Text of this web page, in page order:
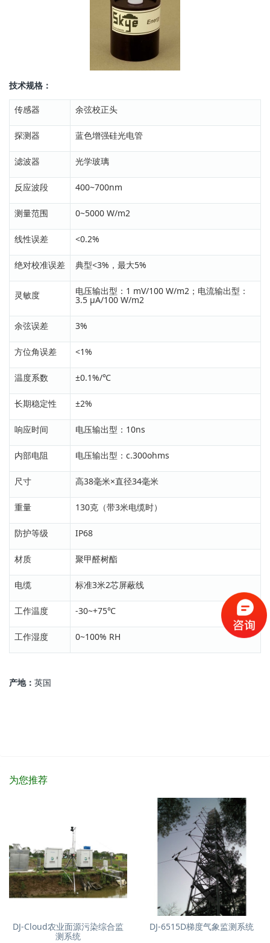
技术规格：
传感器 余弦校正头
探测器 蓝色增强硅光电管
滤波器 光学玻璃
反应波段 400~700nm
测量范围 0~5000 W/m2
线性误差 <0.2%
绝对校准误差 典型<3%，最大5%
灵敏度 电压输出型：1 mV/100 W/m2；电流输出型：
3.5 μA/100 W/m2
余弦误差 3%
方位角误差 <1%
温度系数 ±0.1%/℃
长期稳定性 ±2%
响应时间 电压输出型：10ns
内部电阻 电压输出型：c.300ohms
尺寸 高38毫米×直径34毫米
重量 130克（带3米电缆时）
防护等级 IP68
材质 聚甲醛树酯
电缆 标准3米2芯屏蔽线
工作温度 -30~+75℃
工作湿度 0~100% RH
产地： 英国
为您推荐
DJ-Cloud农业面源污染综合监
测系统
DJ-6515D梯度气象监测系统